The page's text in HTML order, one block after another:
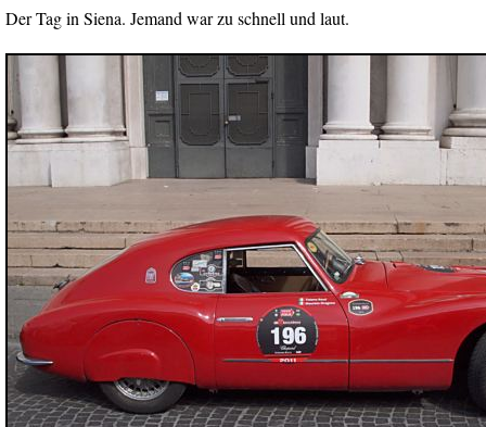
Der Tag in Siena. Jemand war zu schnell und laut.